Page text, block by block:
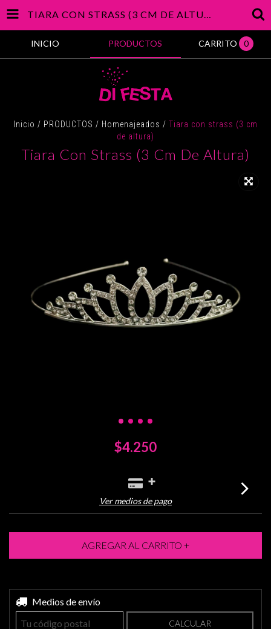
TIARA CON STRASS (3 CM DE ALTURA)
INICIO PRODUCTOS CARRITO 0
Inicio / PRODUCTOS / Homenajeados / Tiara con strass (3 cm
de altura)
Tiara Con Strass (3 Cm De Altura)
$4.250
Ver medios de pago
Entregas para el CP:
Medios de envío
CALCULAR